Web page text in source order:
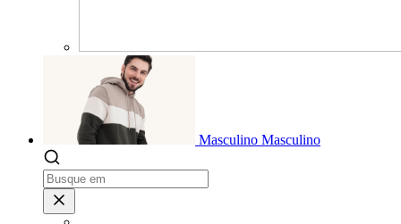
Masculino Masculino